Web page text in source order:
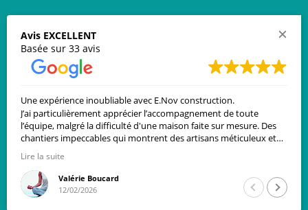
Email*
Restons connectés
Avis EXCELLENT
Basée sur 33 avis
expérience inoubliable avec E.Nov construction.
particulièrement apprécier l’accompagnement de toute
malgré la difficulté d'une maison faite sur mesure. Des
impeccables qui montrent des artisans méticuleux et
du travail bien fait.
Candice qui a su me proposer le terrain que je
et qui a fait preuve d’un grand professionnalisme.
la suite
Valérie Boucard
12/02/2026